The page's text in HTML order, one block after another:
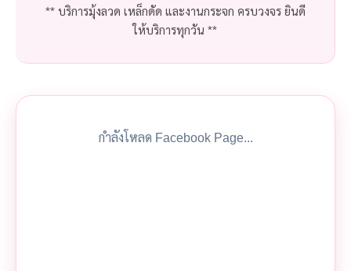
** บริการมุ้งลวด เหล็กดัด และงานกระจก ครบวงจร ยินดี
ให้บริการทุกวัน **
กำลังโหลด Facebook Page...